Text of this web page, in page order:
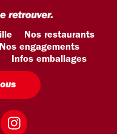
Nos restaurants
Nos engagements
Infos emballages